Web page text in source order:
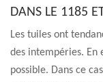
DANS LE 1185
Les tuiles ont
des intempéries.
possible. Dans ce